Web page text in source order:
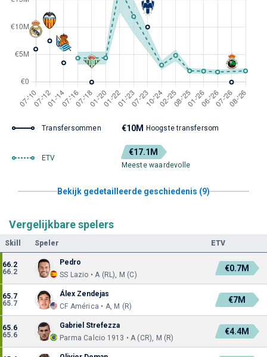
Transfersommen €10M Hoogste transfersom
ETV
€17.1M
Meeste waardevolle
Bekijk gedetailleerde geschiedenis (9)
Vergelijkbare spelers
Skill Speler ETV
66.2
66.2
Pedro
SS Lazio • A (RL), M (C)
€0.7M
65.7
65.7
Álex Zendejas
CF América • A, M (R)
€7M
65.6
65.6
Gabriel Strefezza
Parma Calcio 1913 • A (CR), M (R)
€4.4M